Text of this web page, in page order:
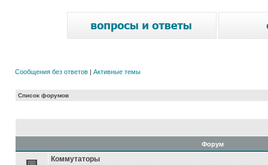
Сообщения без ответов | Активные темы
Список форумов
Форум
Коммутаторы